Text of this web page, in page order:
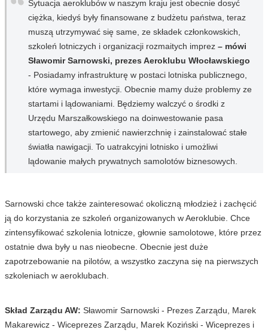
Sytuacja aeroklubów w naszym kraju jest obecnie dosyć
ciężka, kiedyś były finansowane z budżetu państwa, teraz
muszą utrzymywać się same, ze składek członkowskich,
szkoleń lotniczych i organizacji rozmaitych imprez – mówi
Sławomir Sarnowski, prezes Aeroklubu Włocławskiego
- Posiadamy infrastrukturę w postaci lotniska publicznego,
które wymaga inwestycji. Obecnie mamy duże problemy ze
startami i lądowaniami. Będziemy walczyć o środki z
Urzędu Marszałkowskiego na doinwestowanie pasa
startowego, aby zmienić nawierzchnię i zainstalować stałe
światła nawigacji. To uatrakcyjni lotnisko i umożliwi
lądowanie małych prywatnych samolotów biznesowych.
Sarnowski chce także zainteresować okoliczną młodzież i zachęcić
ją do korzystania ze szkoleń organizowanych w Aeroklubie. Chce
zintensyfikować szkolenia lotnicze, głownie samolotowe, które przez
ostatnie dwa były u nas nieobecne. Obecnie jest duże
zapotrzebowanie na pilotów, a wszystko zaczyna się na pierwszych
szkoleniach w aeroklubach.
Skład Zarządu AW: Sławomir Sarnowski - Prezes Zarządu, Marek
Makarewicz - Wiceprezes Zarządu, Marek Koziński - Wiceprezes i